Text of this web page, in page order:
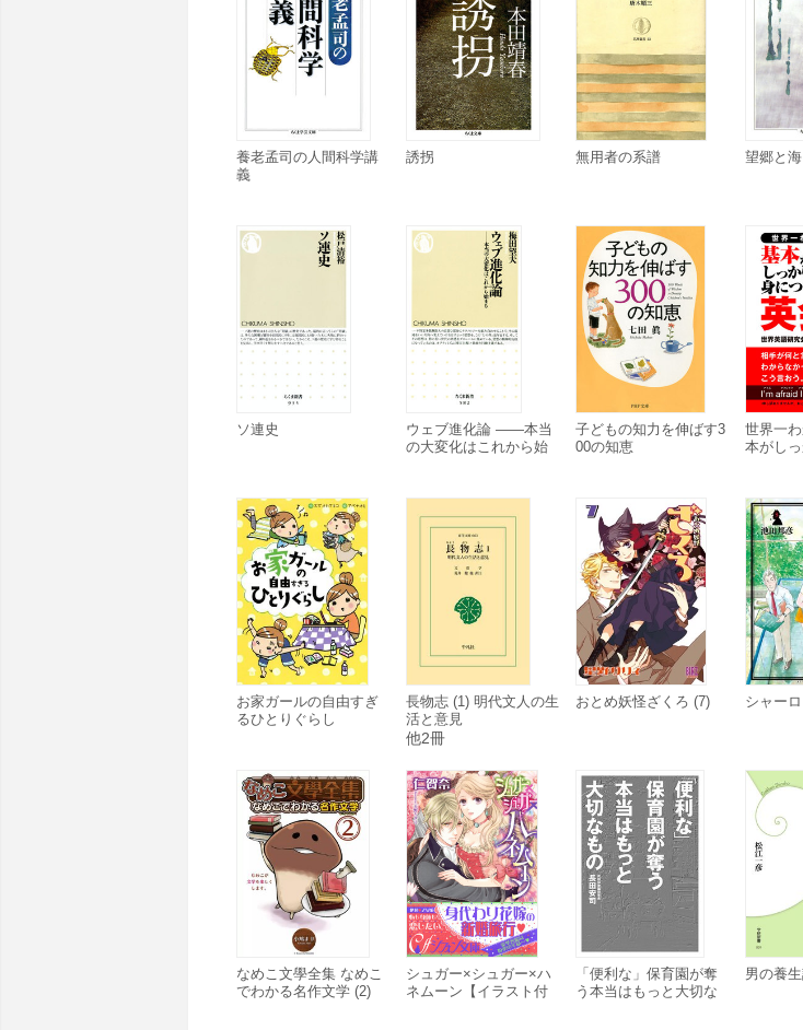
養老孟司の人間科学講
義
誘拐 無用者の系譜 望郷と海
ソ連史
ウェブ進化論 ――本当
の大変化はこれから始
子どもの知力を伸ばす3
00の知恵
世界一
本がし
お家ガールの自由すぎ
るひとりぐらし
長物志 (1) 明代文人の生
活と意見
他2冊
おとめ妖怪ざくろ (7) シャー
なめこ文學全集 なめこ
でわかる名作文学 (2)
シュガー×シュガー×ハ
ネムーン【イラスト付
「便利な」保育園が奪
う本当はもっと大切な
男の養生